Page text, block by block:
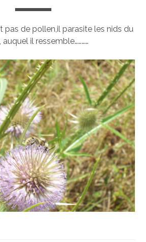
pas de pollen,il parasite les nids du
il ressemble…………